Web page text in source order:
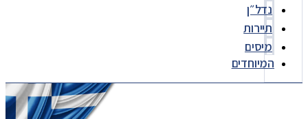
נדל״ן
תיירות
מיסים
המיוחדים